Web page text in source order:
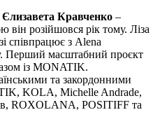
Єлизавета Кравченко –
він розійшовся рік тому. Ліза
співпрацює з Alena
Перший масштабний проєкт
із MONATIK.
та закордонними
KOLA, Michelle Andrade,
ROXOLANA, POSITIFF та